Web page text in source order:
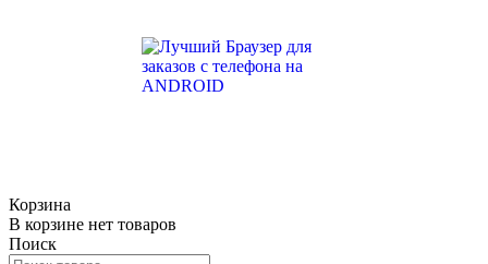
Корзина
В корзине нет товаров
Поиск